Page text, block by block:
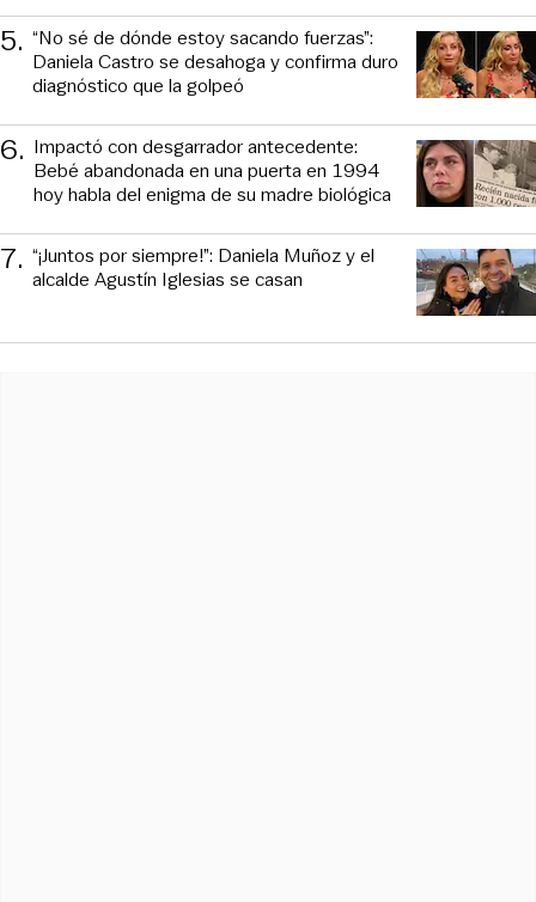
5. “No sé de dónde estoy sacando fuerzas”:
Daniela Castro se desahoga y confirma duro
diagnóstico que la golpeó
6. Impactó con desgarrador antecedente:
Bebé abandonada en una puerta en 1994
hoy habla del enigma de su madre biológica
7. “¡Juntos por siempre!”: Daniela Muñoz y el
alcalde Agustín Iglesias se casan